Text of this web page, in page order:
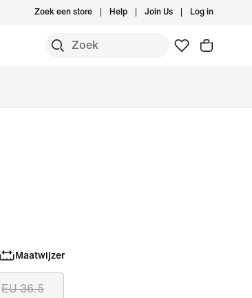
Zoek een store Help Join Us Log in
Maatwijzer
EU 36.5